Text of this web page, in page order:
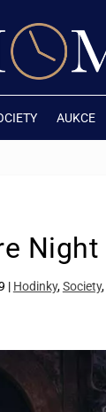
AUKCE
Night
| Hodinky,Society,